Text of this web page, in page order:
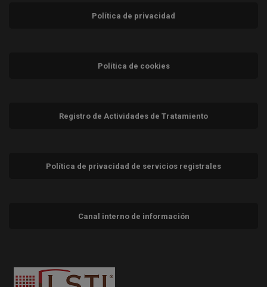
Política de privacidad
Política de cookies
Registro de Actividades de Tratamiento
Política de privacidad de servicios registrales
Canal interno de información